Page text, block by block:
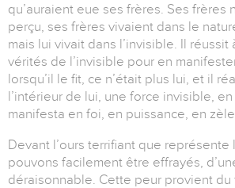
qu’auraient eue ses frères. Ses frères
perçu, ses frères vivaient dans le
mais lui vivait dans l’invisible. Il réussit
vérités de l’invisible pour en
lorsqu’il le fit, ce n’était plus lui, et il
l’intérieur de lui, une force invisible,
manifesta en foi, en puissance, en
Devant l’ours terrifiant que représente
pouvons facilement être effrayés,
déraisonnable. Cette peur provient du